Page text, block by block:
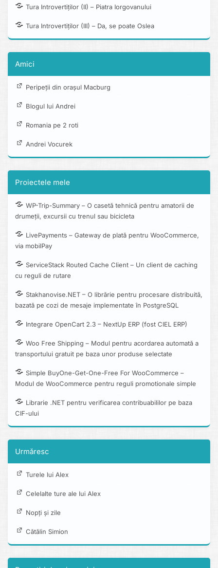
Tura Introvertiților (II) – Piatra Iorgovanului
Tura Introvertiților (III) – Da, se poate Oslea
Amici
Peripeții din orașul Macburg
Blogul lui Andrei
Romania pe 2 roti
Andrei Vocurek
Proiectele mele
WP-Trip-Summary – O casetă tehnică pentru amatorii de
drumeții, excursii cu trenul sau bicicleta
LivePayments – Gateway de plată pentru WooCommerce,
via mobilPay
ServiceStack Routed Cache Client – Un client de caching
cu reguli de rutare
Stakhanovise.NET – O librărie pentru procesare distribuită,
bazată pe cozi de mesaje implementate în PostgreSQL
Integrare OpenCart 2.3 – NextUp ERP (fost CIEL ERP)
Woo Free Shipping – Modul pentru acordarea automată a
transportului gratuit pe baza unor produse selectate
Simple BuyOne-Get-One-Free For WooCommerce –
Modul de WooCommerce pentru reguli promotionale simple
Librarie .NET pentru verificarea contribuabililor pe baza
CIF-ului
Urmăresc
Turele lui Alex
Celelalte ture ale lui Alex
Nopți și zile
Cătălin Simion